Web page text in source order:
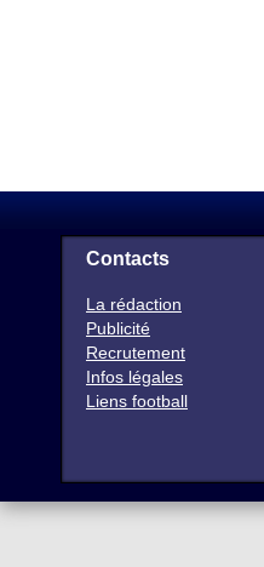
Contacts
La rédaction
Publicité
Recrutement
Infos légales
Liens football